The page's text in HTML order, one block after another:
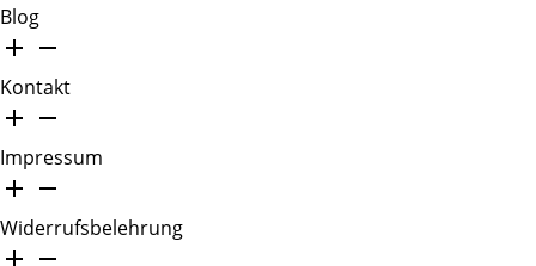
Blog
Kontakt
Impressum
Widerrufsbelehrung